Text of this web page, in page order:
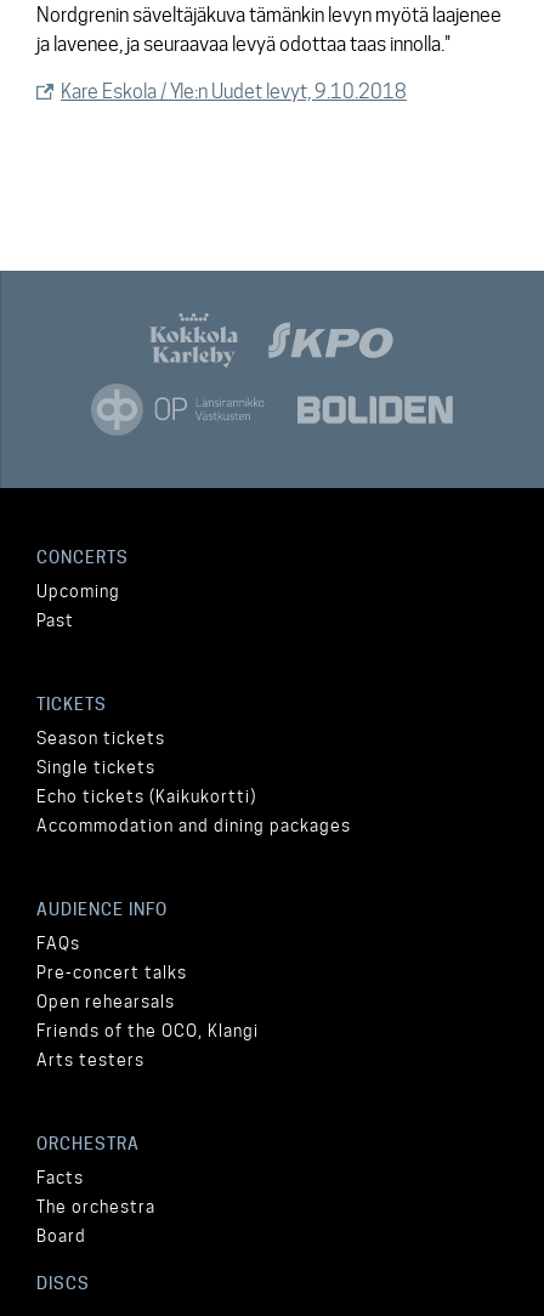
Nordgrenin säveltäjäkuva tämänkin levyn myötä laajenee
ja lavenee, ja seuraavaa levyä odottaa taas innolla."
Kare Eskola / Yle:n Uudet levyt, 9.10.2018
CONCERTS
Upcoming
Past
TICKETS
Season tickets
Single tickets
Echo tickets (Kaikukortti)
Accommodation and dining packages
AUDIENCE INFO
FAQs
Pre-concert talks
Open rehearsals
Friends of the OCO, Klangi
Arts testers
ORCHESTRA
Facts
The orchestra
Board
DISCS